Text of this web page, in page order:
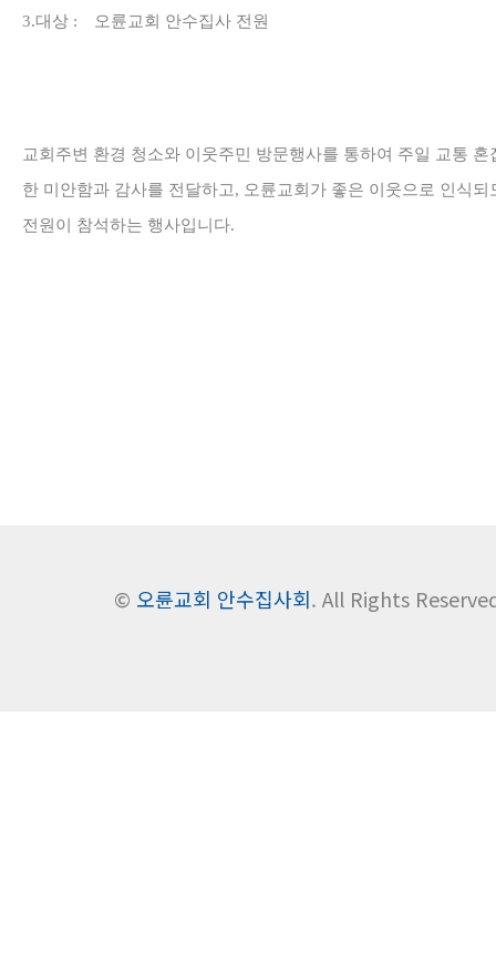
3.대상 : 오륜교회 안수집사 전원
교회주변 환경 청소와 이웃주민 방문행사를 통하여 주일 교통 혼
한 미안함과 감사를 전달하고, 오륜교회가 좋은 이웃으로 인식되
전원이 참석하는 행사입니다.
© 오륜교회 안수집사회. All Rights